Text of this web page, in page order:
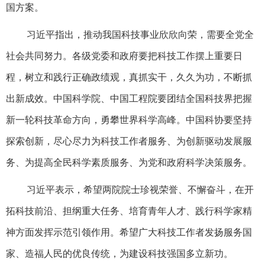
国方案。
习近平指出，推动我国科技事业欣欣向荣，需要全党全
社会共同努力。各级党委和政府要把科技工作摆上重要日
程，树立和践行正确政绩观，真抓实干，久久为功，不断抓
出新成效。中国科学院、中国工程院要团结全国科技界把握
新一轮科技革命方向，勇攀世界科学高峰。中国科协要坚持
探索创新，尽心尽力为科技工作者服务、为创新驱动发展服
务、为提高全民科学素质服务、为党和政府科学决策服务。
习近平表示，希望两院院士珍视荣誉、不懈奋斗，在开
拓科技前沿、担纲重大任务、培育青年人才、践行科学家精
神方面发挥示范引领作用。希望广大科技工作者发扬服务国
家、造福人民的优良传统，为建设科技强国多立新功。